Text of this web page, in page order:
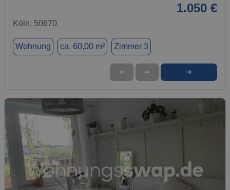
1.050 €
Köln, 50670
Wohnung ca. 60,00 m² Zimmer 3
★ ➦ ➜